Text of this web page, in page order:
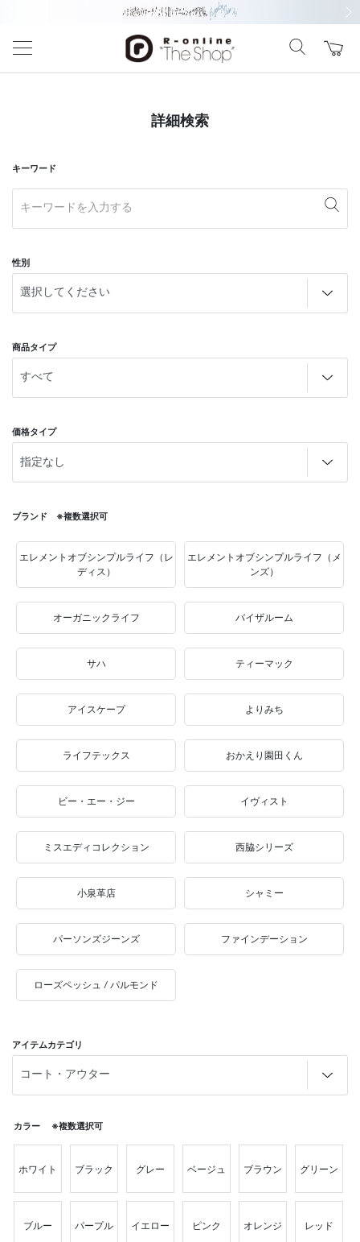
詳細検索
キーワード
性別
商品タイプ
価格タイプ
ブランド ※複数選択可
エレメントオブシンプルライフ（レ
ディス）
エレメントオブシンプルライフ（メ
ンズ）
オーガニックライフ バイザルーム
サハ ティーマック
アイスケープ よりみち
ライフテックス おかえり園田くん
ビー・エー・ジー イヴィスト
ミスエディコレクション 西脇シリーズ
小泉革店 シャミー
パーソンズジーンズ ファインデーション
ローズペッシュ / パルモンド
アイテムカテゴリ
カラー ※複数選択可
ホワイト ブラック グレー ベージュ ブラウン グリーン
ブルー パープル イエロー ピンク オレンジ レッド